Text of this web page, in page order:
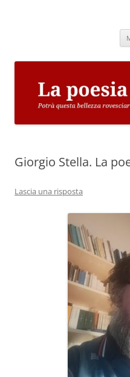
Giorgio Stella. La
Lascia una risposta